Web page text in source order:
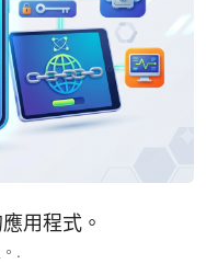
用程式。
.